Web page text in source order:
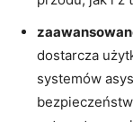
dostarcza
systemów